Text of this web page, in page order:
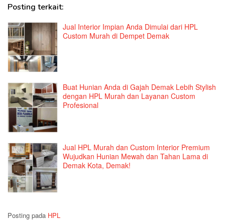
Posting terkait:
Jual Interior Impian Anda Dimulai dari HPL
Custom Murah di Dempet Demak
Buat Hunian Anda di Gajah Demak Lebih Stylish
dengan HPL Murah dan Layanan Custom
Profesional
Jual HPL Murah dan Custom Interior Premium
Wujudkan Hunian Mewah dan Tahan Lama di
Demak Kota, Demak!
Posting pada HPL